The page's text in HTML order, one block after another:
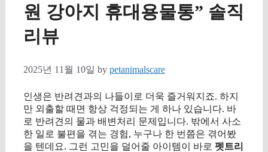
원 강아지 휴대용물통” 솔직
리뷰
2025년 11월 10일 by petanimalscare
인생은 반려견과의 나들이로 더욱 즐거워지죠. 하지
만 외출할 때면 항상 걱정되는 게 하나 있습니다. 바
로 반려견의 물과 배변처리 문제입니다. 밖에서 사소
한 일로 불편을 겪는 경험, 누구나 한 번쯤은 겪어봤
을 텐데요. 그런 고민을 덜어줄 아이템이 바로 펫트리